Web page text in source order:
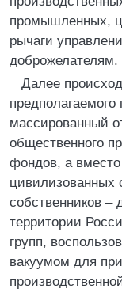
промышленных,
рычаги
доброжелателям.
Далее
массированный
общественного
фондов, а вместо
цивилизованных
собственников –
территории
групп,
вакуумом для